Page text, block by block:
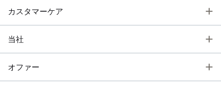
カスタマーケア
当社
オファー